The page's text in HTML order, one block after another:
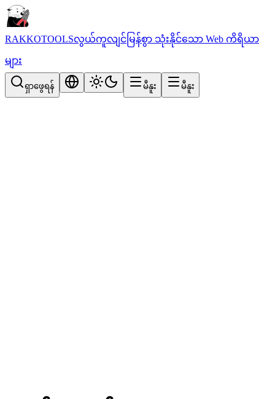
RAKKOTOOLSလွယ်ကူလျင်မြန်စွာ သုံးနိုင်သော Web ကိရိယာ
များ
ရှာဖွေရန် မီနူး မီနူး